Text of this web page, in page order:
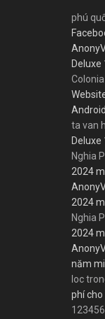
phú
Deluxe
Android
ta van
Deluxe
Nghia
2024
2024
Nghia
2024
năm
loc
phí